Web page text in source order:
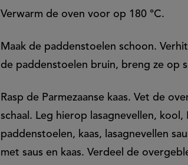
Verwarm de oven voor op 180 °C.
Maak de paddenstoelen schoon.
de paddenstoelen bruin, breng ze op
Rasp de Parmezaanse kaas. Vet de
schaal. Leg hierop lasagnevellen, kool,
paddenstoelen, kaas, lasagnevellen
met saus en kaas. Verdeel de